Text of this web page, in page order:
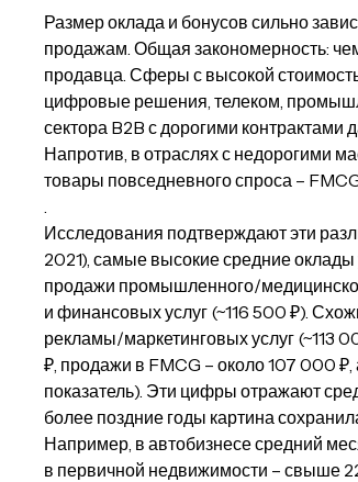
Размер оклада и бонусов сильно
продажам. Общая закономерность:
продавца. Сферы с высокой
цифровые решения, телеком,
сектора B2B с дорогими
Напротив, в отраслях с недорогими
товары повседневного спроса –
Исследования подтверждают эти
2021), самые высокие средние
продажи промышленного/
и финансовых услуг (~116 500 ₽).
рекламы/маркетинговых услуг (~113
₽, продажи в FMCG – около 107 000
показатель). Эти цифры отражают
более поздние годы картина
Например, в автобизнесе средний
в первичной недвижимости – свыше